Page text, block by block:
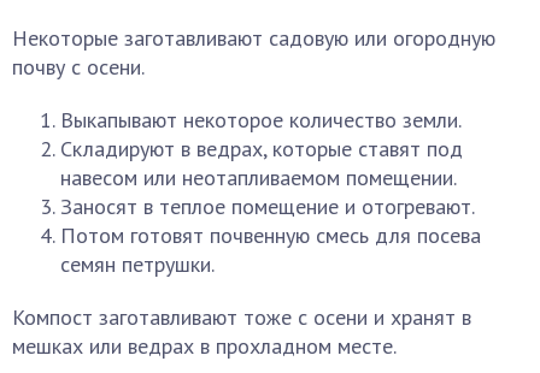
Некоторые заготавливают садовую или огородную
почву с осени.
Выкапывают некоторое количество земли.
Складируют в ведрах, которые ставят под
навесом или неотапливаемом помещении.
Заносят в теплое помещение и отогревают.
Потом готовят почвенную смесь для посева
семян петрушки.
Компост заготавливают тоже с осени и хранят в
мешках или ведрах в прохладном месте.